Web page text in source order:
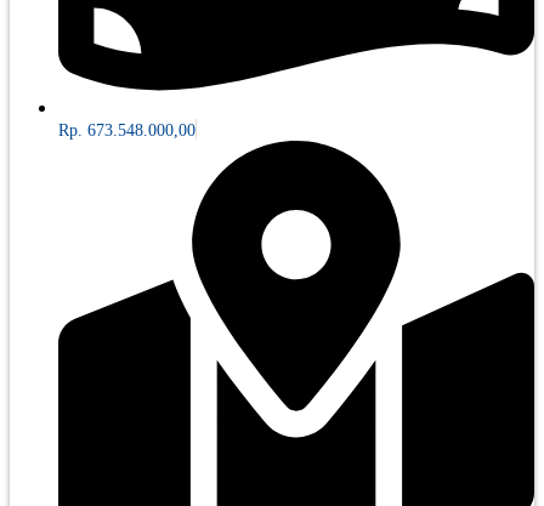
Rp. 673.548.000,00